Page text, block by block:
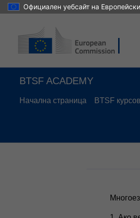
Официален уебсайт на
BTSF ACADEMY
Начална страница BTSF